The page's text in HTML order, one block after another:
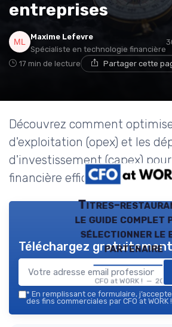
entreprises
Maxime Lefevre
Spécialiste en technologie financière
17 min de lecture Partager cette
Découvrez comment
d'exploitation (opex) et les
d'investissement (capex)
financière efficace dans les
Titres-
le guide complet
sélectionner le
partenaire
CFO at WORK ! — 2026
Téléchargez
* En remplissant ce formulaire,
des fins commerciales par CFO at